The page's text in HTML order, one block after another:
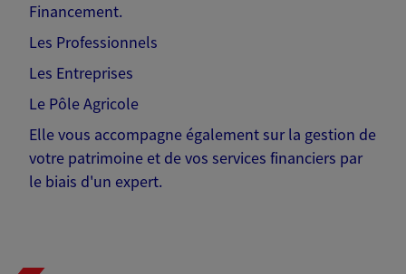
Financement.
Les Professionnels
Les Entreprises
Le Pôle Agricole
Elle vous accompagne également sur la gestion de
votre patrimoine et de vos services financiers par
le biais d'un expert.